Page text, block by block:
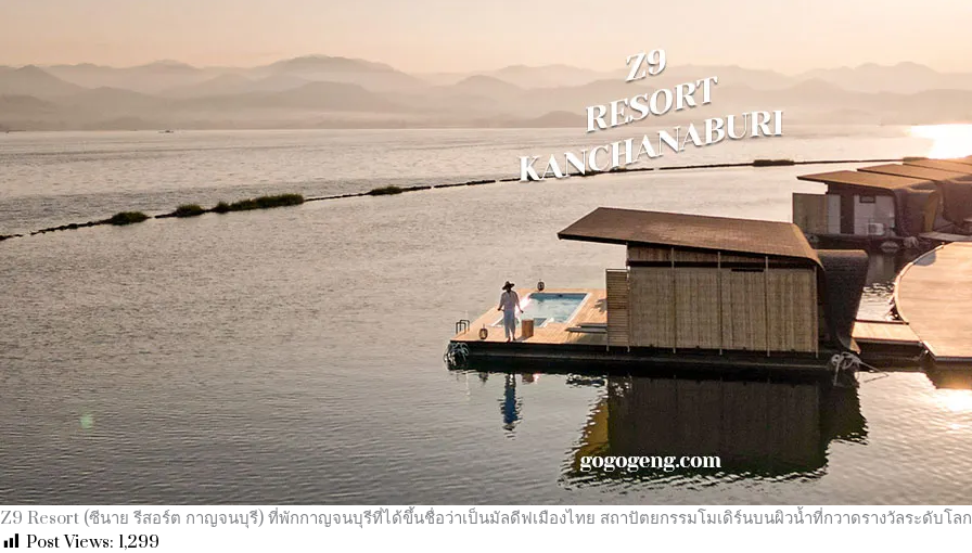
Z9 Resort (ซีนาย รีสอร์ต กาญจนบุรี) ที่พักกาญจนบุรีที่ได้ขึ้นชื่อว่าเป็นมัลดีฟเมืองไทย สถาปัตยกรรมโมเดิร์นบนผิวน้ำที่กวาดรางวัลระดับโล
Post Views: 1,299